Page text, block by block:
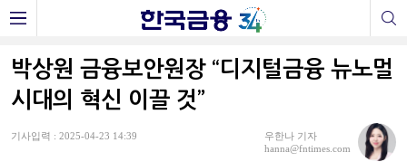
박상원 금융보안원장 “디지털금융 뉴노멀
시대의 혁신 이끌 것”
기사입력 : 2025-04-23 14:39
우한나 기자
hanna@fntimes.com